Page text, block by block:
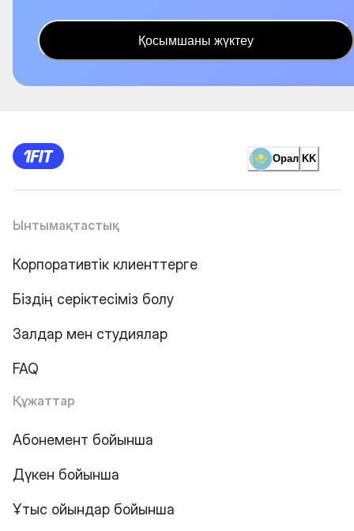
Қосымшаны жүктеу
Орал KK
Ынтымақтастық
Корпоративтік клиенттерге
Біздің серіктесіміз болу
Залдар мен студиялар
FAQ
Құжаттар
Абонемент бойынша
Дүкен бойынша
Ұтыс ойындар бойынша